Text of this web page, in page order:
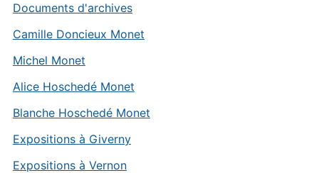
Documents d'archives
Camille Doncieux Monet
Michel Monet
Alice Hoschedé Monet
Blanche Hoschedé Monet
Expositions à Giverny
Expositions à Vernon